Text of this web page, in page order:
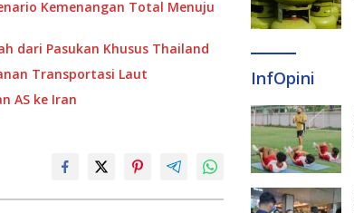
Kemenangan Total Menuju
dari Pasukan Khusus Thailand
Transportasi Laut
AS ke Iran
InfOpini